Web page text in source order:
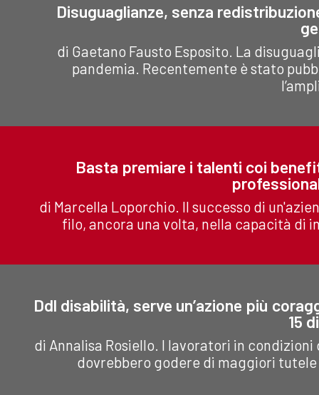
Disuguaglianze, senza
di Gaetano Fausto Esposito. La
pandemia. Recentemente è stato
Basta premiare i talenti coi
di Marcella Loporchio. Il successo di
filo, ancora una volta, nella capacità di
Ddl disabilità, serve un’azione più
15
di Annalisa Rosiello. I lavoratori in
dovrebbero godere di maggiori